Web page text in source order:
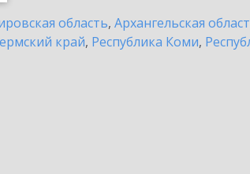
область, Архангельская
край, Республика Коми,